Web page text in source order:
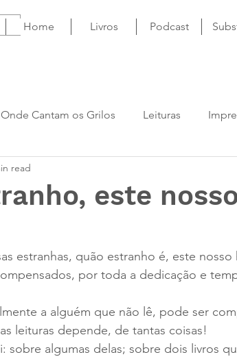
Home Livros Podcast
Onde Cantam os Grilos Leituras
este
read
estranhas, quão estranho é, este
por toda a dedicação e
a alguém que não lê, pode ser
leituras depende, de tantas coisas!
sobre algumas delas; sobre dois livros